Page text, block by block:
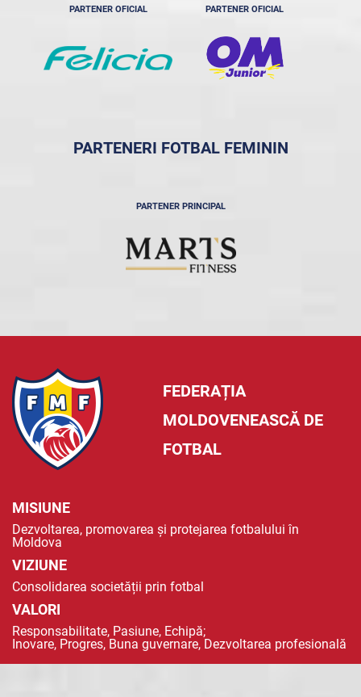
PARTENER OFICIAL PARTENER OFICIAL
PARTENERI FOTBAL FEMININ
PARTENER PRINCIPAL
FEDERAȚIA
MOLDOVENEASCĂ DE
FOTBAL
MISIUNE
Dezvoltarea, promovarea și protejarea fotbalului în
Moldova
VIZIUNE
Consolidarea societății prin fotbal
VALORI
Responsabilitate, Pasiune, Echipă;
Inovare, Progres, Buna guvernare, Dezvoltarea profesională